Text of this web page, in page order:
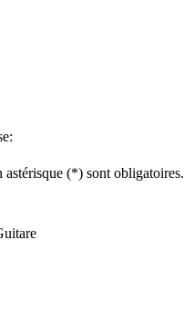
astérisque (*) sont obligatoires.